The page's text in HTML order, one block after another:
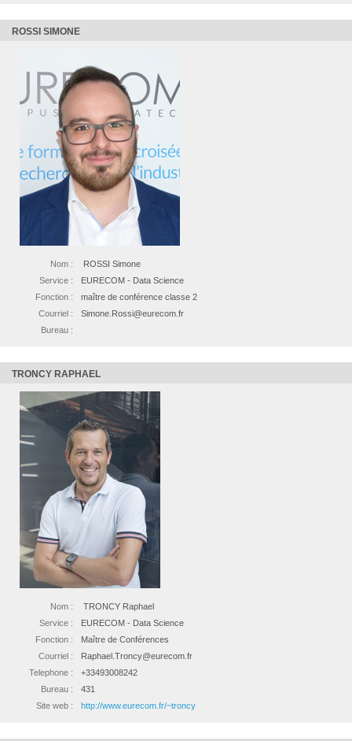
ROSSI SIMONE
Nom :
ROSSI Simone
Service :
EURECOM - Data Science
Fonction :
maître de conférence classe 2
Courriel :
Simone.Rossi@eurecom.fr
Bureau :
TRONCY RAPHAEL
Nom :
TRONCY Raphael
Service :
EURECOM - Data Science
Fonction :
Maître de Conférences
Courriel :
Raphael.Troncy@eurecom.fr
Telephone :
+33493008242
Bureau :
431
Site web :
http://www.eurecom.fr/~troncy